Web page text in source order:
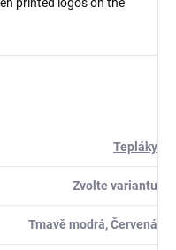
Tepláky
Zvolte variantu
Tmavě modrá, Červená